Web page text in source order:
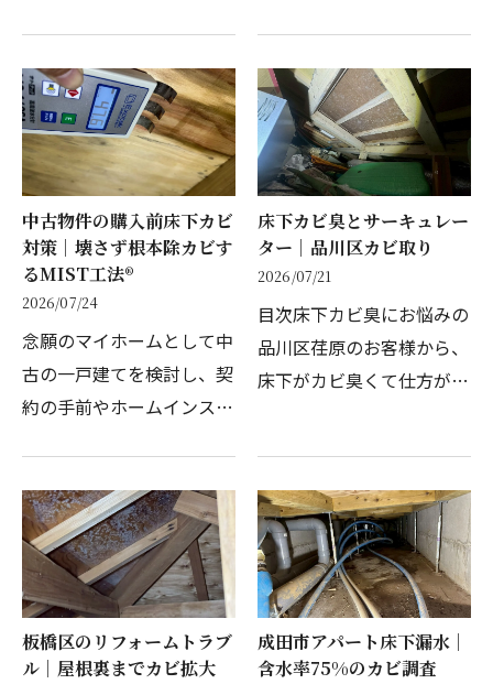
り、今後のためにと住宅点
検を入れたりしたタイミン
グで、予想だにしない…
3階の居室に発生した壁の
カビと床のカビを、約6時
間…
中古物件の購入前床下カビ
対策｜壊さず根本除カビす
るMIST工法®
2026/07/24
念願のマイホームとして中
古の一戸建てを検討し、契
約の手前やホームインスペ
ています」と告げられた
ら、誰しも大きなショック
を受けるものです。「こ…
床下カビ臭とサーキュレー
ター｜品川区カビ取り
2026/07/21
目次床下カビ臭にお悩みの
品川区荏原のお客様から、
床下がカビ臭くて仕方がな
で、先代の代から床下を倉
庫代わりに使っていたそ
う…
板橋区のリフォームトラブ
ル｜屋根裏までカビ拡大
成田市アパート床下漏水｜
含水率75%のカビ調査